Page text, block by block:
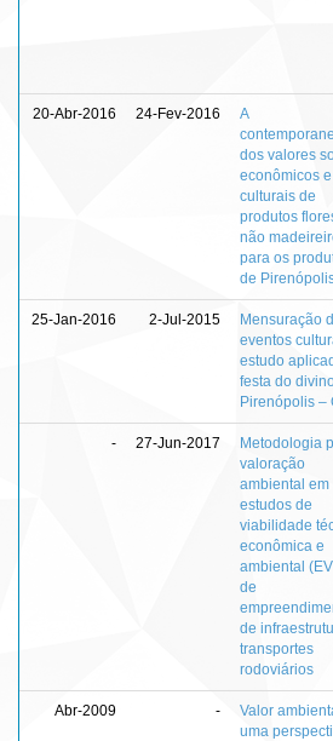
20-Abr-2016 24-Fev-2016
A
dos valores
econômicos e
culturais de
produtos
não
para os
de
25-Jan-2016 2-Jul-2015
Mensuração
eventos
estudo
festa do
Pirenópolis –
- 27-Jun-2017
Metodologia
valoração
ambiental em
estudos de
viabilidade
econômica e
ambiental
de
de
transportes
rodoviários
Abr-2009 -
Valor
uma